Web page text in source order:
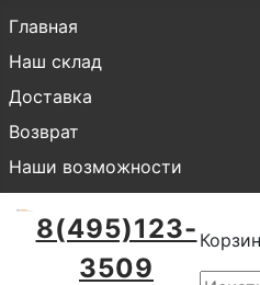
Главная
Наш склад
Доставка
Возврат
Наши возможности
8(495)123-
3509